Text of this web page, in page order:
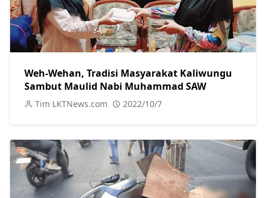
Weh-Wehan, Tradisi Masyarakat Kaliwungu
Sambut Maulid Nabi Muhammad SAW
Tim LKTNews.com 2022/10/7